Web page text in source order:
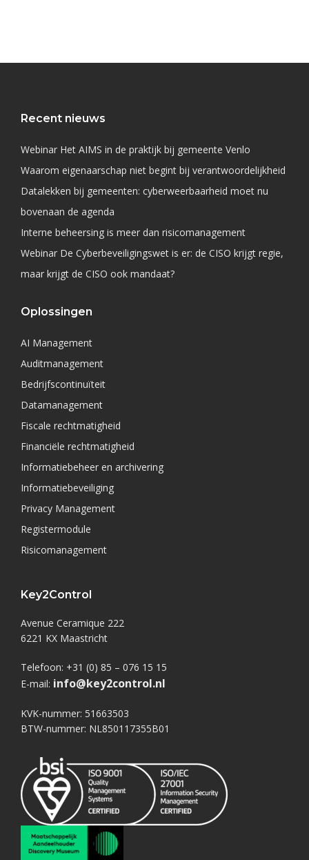
Recent nieuws
Webinar Het AIMS in de praktijk bij gemeente Venlo
Waarom eigenaarschap niet begint bij verantwoordelijkheid
Datalekken bij gemeenten: cyberweerbaarheid moet nu
bovenaan de agenda
Interne beheersing is meer dan risicomanagement
Webinar De Cyberbeveiligingswet is er: de CISO krijgt regie,
maar krijgt de CISO ook mandaat?
Oplossingen
AI Management
Auditmanagement
Bedrijfscontinuïteit
Datamanagement
Fiscale rechtmatigheid
Financiële rechtmatigheid
Informatiebeheer en archivering
Informatiebeveiliging
Privacy Management
Registermodule
Risicomanagement
Key2Control
Avenue Ceramique 222
6221 KX Maastricht
Telefoon: +31 (0) 85 – 076 15 15
E-mail: info@key2control.nl
KVK-nummer: 51663503
BTW-nummer: NL850117355B01